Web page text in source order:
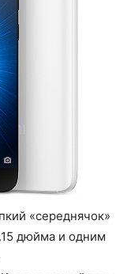
«середнячок»
дюйма и одним